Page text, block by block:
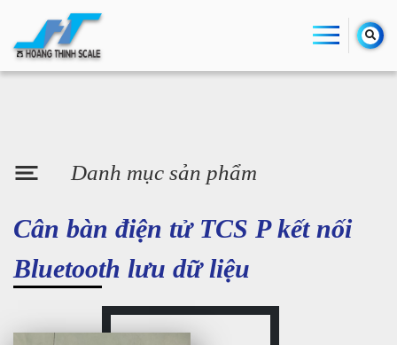
Danh mục sản phẩm
Cân bàn điện tử TCS P kết nối
Bluetooth lưu dữ liệu